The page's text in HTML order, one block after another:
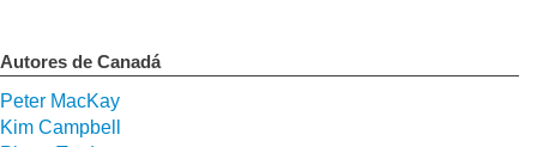
Autores de Canadá
Peter MacKay
Kim Campbell